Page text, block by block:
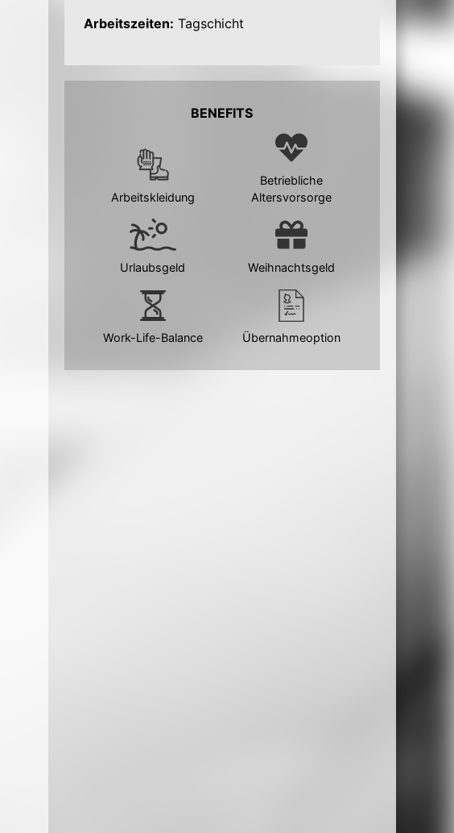
Arbeitszeiten: Tagschicht
BENEFITS
Arbeitskleidung
Betriebliche
Altersvorsorge
Urlaubsgeld Weihnachtsgeld
Work-Life-Balance Übernahmeoption